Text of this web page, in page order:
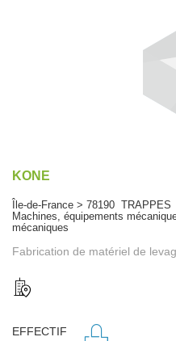
KONE
Île-de-France > 78190 TRAPPES
Machines, équipements
mécaniques
Fabrication de matériel de
EFFECTIF